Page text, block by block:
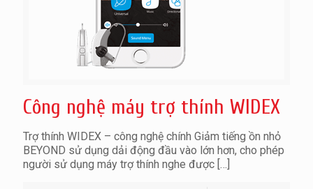
Công nghệ máy trợ thính WIDEX
Trợ thính WIDEX – công nghệ chính Giảm tiếng ồn nhỏ
BEYOND sử dụng dải động đầu vào lớn hơn, cho phép
người sử dụng máy trợ thính nghe được […]